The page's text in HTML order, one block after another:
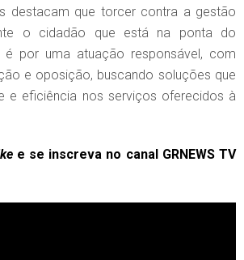
destacam que torcer contra a gestão
o cidadão que está na ponta do
é por uma atuação responsável, com
e oposição, buscando soluções que
e eficiência nos serviços oferecidos à
e se inscreva no canal GRNEWS TV